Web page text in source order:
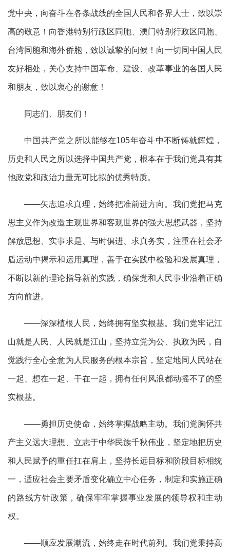
党中央，向奋斗在各条战线的全国人民和各界人士，致以崇
高的敬意！向香港特别行政区同胞、澳门特别行政区同胞、
台湾同胞和海外侨胞，致以诚挚的问候！向一切同中国人民
友好相处，关心支持中国革命、建设、改革事业的各国人民
和朋友，致以衷心的谢意！
同志们、朋友们！
中国共产党之所以能够在105年奋斗中不断铸就辉煌，
历史和人民之所以选择中国共产党，根本在于我们党具有其
他政党和政治力量无可比拟的优秀特质。
——矢志追求真理，始终把准前进方向。我们党把马克
思主义作为改造主观世界和客观世界的强大思想武器，坚持
解放思想、实事求是、与时俱进、求真务实，注重在社会矛
盾运动中揭示和运用真理，善于在实践中检验和发展真理，
不断以新的理论指导新的实践，确保党和人民事业沿着正确
方向前进。
——深深植根人民，始终拥有坚实根基。我们党牢记江
山就是人民、人民就是江山，坚持立党为公、执政为民，自
觉践行全心全意为人民服务的根本宗旨，坚定地同人民站在
一起、想在一起、干在一起，拥有任何风浪都动摇不了的坚
实根基。
——勇担历史使命，始终掌握战略主动。我们党胸怀共
产主义远大理想、立志于中华民族千秋伟业，坚定地把历史
和人民赋予的重任扛在肩上，坚持长远目标和阶段目标相统
一，适应社会主要矛盾变化确立中心任务，制定和实施正确
的路线方针政策，确保牢牢掌握事业发展的领导权和主动
权。
——顺应发展潮流，始终走在时代前列。我们党秉持高